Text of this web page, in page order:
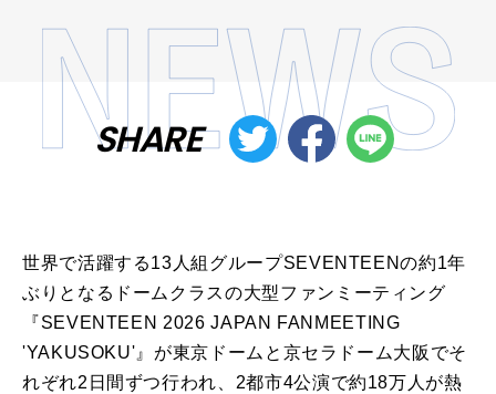
SHARE
世界で活躍する13人組グループSEVENTEENの約1年
ぶりとなるドームクラスの大型ファンミーティング
『SEVENTEEN 2026 JAPAN FANMEETING
'YAKUSOKU'』が東京ドームと京セラドーム大阪でそ
れぞれ2日間ずつ行われ、2都市4公演で約18万人が熱